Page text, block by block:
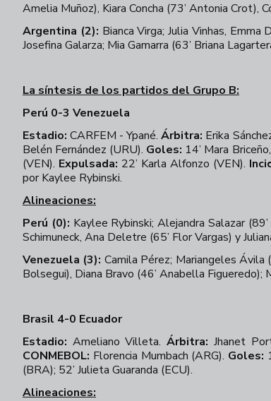
Amelia Muñoz), Kiara Concha (73’ Antonia Crot),
Argentina (2): Bianca Virga; Julia Vinhas,
Josefina Galarza; Mia Gamarra (63’ Briana
La síntesis de los partidos del Grupo B:
Perú 0-3 Venezuela
Estadio: CARFEM - Ypané.Árbitra: Erika
Belén Fernández (URU). Goles: 14’ Mara
(VEN). Expulsada: 22’ Karla Alfonzo (VEN).
por Kaylee Rybinski.
Alineaciones:
Perú (0): Kaylee Rybinski; Alejandra Salazar
Schimuneck, Ana Deletre (65’ Flor Vargas) y
Venezuela (3): Camila Pérez; Mariangeles Ávila
Bolsegui), Diana Bravo (46’ Anabella Figueredo);
Brasil 4-0 Ecuador
Estadio: Ameliano Villeta.Árbitra: Jhanet
CONMEBOL: Florencia Mumbach (ARG). Goles:
(BRA); 52’ Julieta Guaranda (ECU).
Alineaciones: